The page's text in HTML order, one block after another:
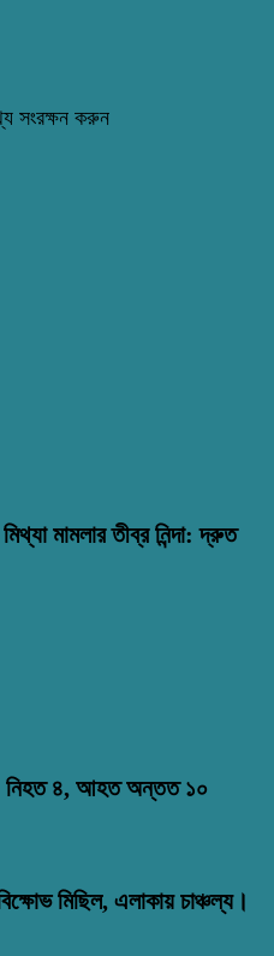
সংরক্ষন করুন
মামলার তীব্র নিন্দা: দ্রুত
নিহত ৪, আহত অন্তত ১০
মিছিল, এলাকায় চাঞ্চল্য।